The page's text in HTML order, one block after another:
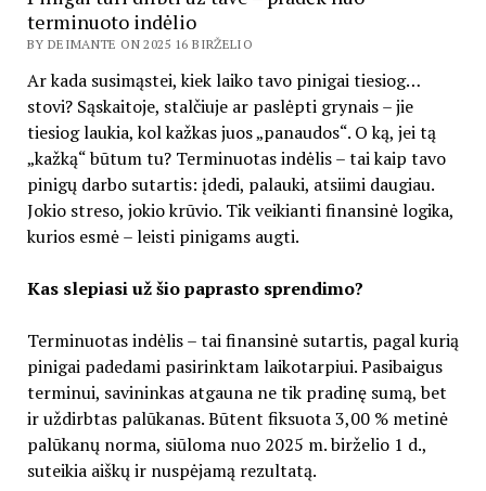
terminuoto indėlio
BY DEIMANTE ON 2025 16 BIRŽELIO
Ar kada susimąstei, kiek laiko tavo pinigai tiesiog…
stovi? Sąskaitoje, stalčiuje ar paslėpti grynais – jie
tiesiog laukia, kol kažkas juos „panaudos“. O ką, jei tą
„kažką“ būtum tu? Terminuotas indėlis – tai kaip tavo
pinigų darbo sutartis: įdedi, palauki, atsiimi daugiau.
Jokio streso, jokio krūvio. Tik veikianti finansinė logika,
kurios esmė – leisti pinigams augti.
Kas slepiasi už šio paprasto sprendimo?
Terminuotas indėlis – tai finansinė sutartis, pagal kurią
pinigai padedami pasirinktam laikotarpiui. Pasibaigus
terminui, savininkas atgauna ne tik pradinę sumą, bet
ir uždirbtas palūkanas. Būtent fiksuota 3,00 % metinė
palūkanų norma, siūloma nuo 2025 m. birželio 1 d.,
suteikia aiškų ir nuspėjamą rezultatą.